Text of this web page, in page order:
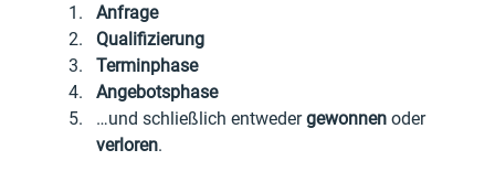
Anfrage
Qualifizierung
Terminphase
Angebotsphase
…und schließlich entweder gewonnen oder
verloren.